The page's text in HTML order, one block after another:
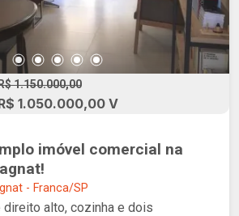
1.150.000,00
1.050.000,00 V
imóvel comercial na
- Franca/SP
direito alto, cozinha e dois